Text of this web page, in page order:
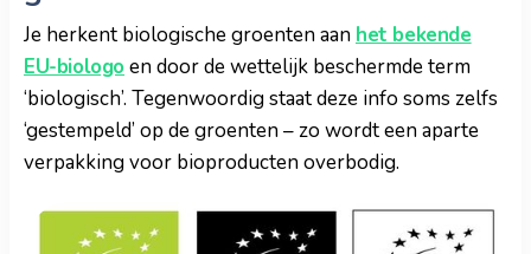
Je herkent biologische groenten aan het bekende
EU-biologoen door de wettelijk beschermde term
‘biologisch’. Tegenwoordig staat deze info soms zelfs
‘gestempeld’ op de groenten – zo wordt een aparte
verpakking voor bioproducten overbodig.